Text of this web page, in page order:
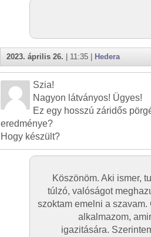
2023. április 26. | 11:35 | Hedera
Szia!
Nagyon látványos! Ügyes!
Ez egy hosszú záridős
eredménye?
Hogy készült?
Köszönöm. Aki ismer,
túlzó, valóságot
szoktam emelni a
alkalmazom,
igazitására.